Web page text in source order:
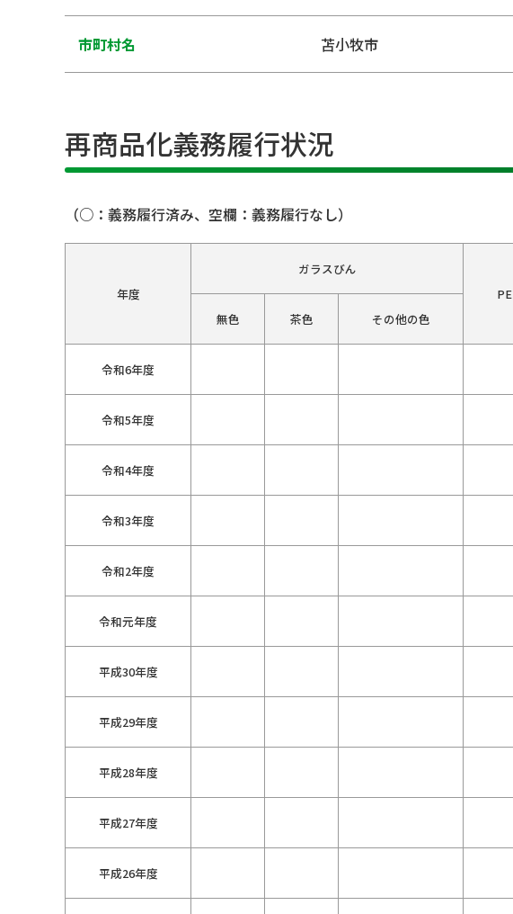
市町村名 苫小牧市
再商品化義務履行状況
（○：義務履行済み、空欄：義務履行なし）
年度
ガラスびん
無色
茶色 その他の色
令和6年度
令和5年度
令和4年度
令和3年度
令和2年度
令和元年度
平成30年度
平成29年度
平成28年度
平成27年度
平成26年度